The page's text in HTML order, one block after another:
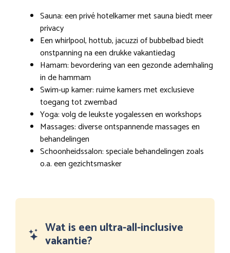
Sauna: een privé hotelkamer met sauna biedt meer
privacy
Een whirlpool, hottub, jacuzzi of bubbelbad biedt
onstpanning na een drukke vakantiedag
Hamam: bevordering van een gezonde ademhaling
in de hammam
Swim-up kamer: ruime kamers met exclusieve
toegang tot zwembad
Yoga: volg de leukste yogalessen en workshops
Massages: diverse ontspannende massages en
behandelingen
Schoonheidssalon: speciale behandelingen zoals
o.a. een gezichtsmasker
Wat is een ultra-all-inclusive
vakantie?